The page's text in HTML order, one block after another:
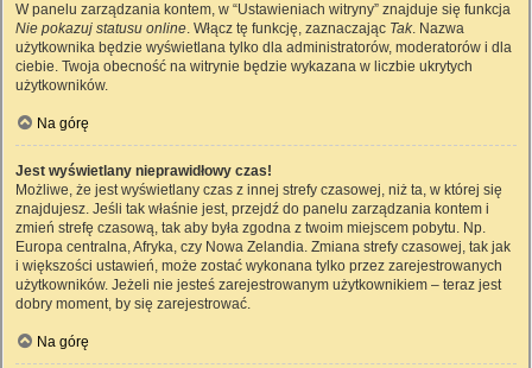
W panelu zarządzania kontem, w “Ustawieniach witryny” znajduje się funkcja
Nie pokazuj statusu online. Włącz tę funkcję, zaznaczając Tak. Nazwa
użytkownika będzie wyświetlana tylko dla administratorów, moderatorów i dla
ciebie. Twoja obecność na witrynie będzie wykazana w liczbie ukrytych
użytkowników.
Na górę
Jest wyświetlany nieprawidłowy czas!
Możliwe, że jest wyświetlany czas z innej strefy czasowej, niż ta, w której się
znajdujesz. Jeśli tak właśnie jest, przejdź do panelu zarządzania kontem i
zmień strefę czasową, tak aby była zgodna z twoim miejscem pobytu. Np.
Europa centralna, Afryka, czy Nowa Zelandia. Zmiana strefy czasowej, tak jak
i większości ustawień, może zostać wykonana tylko przez zarejestrowanych
użytkowników. Jeżeli nie jesteś zarejestrowanym użytkownikiem – teraz jest
dobry moment, by się zarejestrować.
Na górę